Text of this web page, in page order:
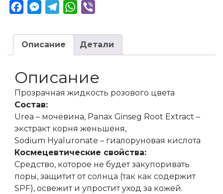
FacebookMessenger
TelegramWhatsApp
Описание Детали
Описание
Прозрачная жидкость розового цвета
Состав:
Urea – мочевина, Panax Ginseg Root Extract –
экстракт корня женьшеня,
Sodium Hyaluronate – гиалоруновая кислота
Космецевтические свойства:
Средство, которое не будет закупоривать
поры, защитит от солнца (так как содержит
SPF), освежит и упростит уход за кожей.